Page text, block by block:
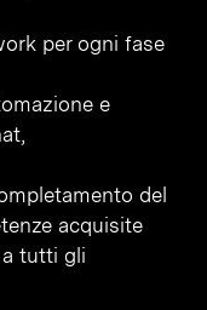
per ogni fase
e
del
acquisite
tutti gli